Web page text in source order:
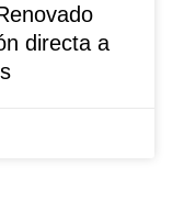
directa a